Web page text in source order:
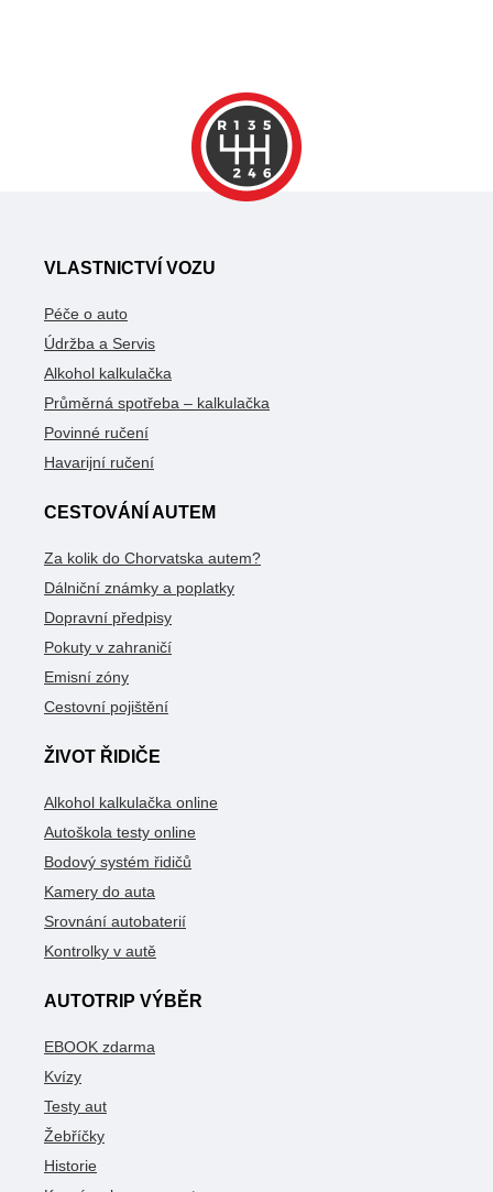
VLASTNICTVÍ VOZU
Péče o auto
Údržba a Servis
Alkohol kalkulačka
Průměrná spotřeba – kalkulačka
Povinné ručení
Havarijní ručení
CESTOVÁNÍ AUTEM
Za kolik do Chorvatska autem?
Dálniční známky a poplatky
Dopravní předpisy
Pokuty v zahraničí
Emisní zóny
Cestovní pojištění
ŽIVOT ŘIDIČE
Alkohol kalkulačka online
Autoškola testy online
Bodový systém řidičů
Kamery do auta
Srovnání autobaterií
Kontrolky v autě
AUTOTRIP VÝBĚR
EBOOK zdarma
Kvízy
Testy aut
Žebříčky
Historie